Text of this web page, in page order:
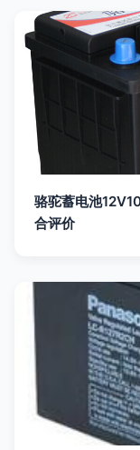
骆驼蓄电池
合评价